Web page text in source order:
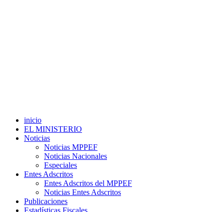
inicio
EL MINISTERIO
Noticias
Noticias MPPEF
Noticias Nacionales
Especiales
Entes Adscritos
Entes Adscritos del MPPEF
Noticias Entes Adscritos
Publicaciones
Estadísticas Fiscales